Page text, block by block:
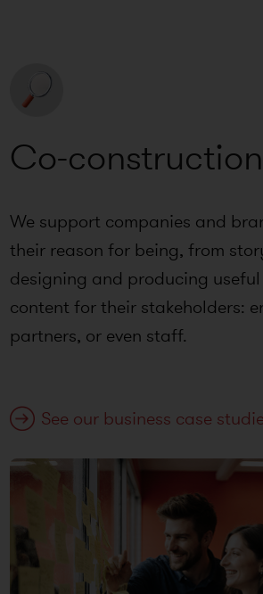
Co-construction
We support companies and
their reason for being, from
designing and producing
content for their stakeholders:
partners, or even staff.
See our business case